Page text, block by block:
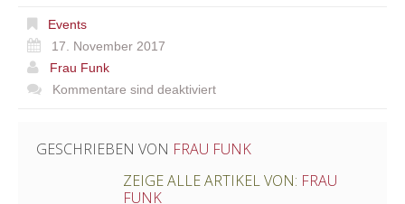
Events
17. November 2017
Frau Funk
Kommentare sind deaktiviert
GESCHRIEBEN VON FRAU FUNK
ZEIGE ALLE ARTIKEL VON: FRAU
FUNK